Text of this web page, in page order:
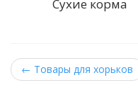
Сухие корма
← Товары для хорьков